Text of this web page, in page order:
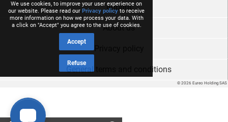
We use cookies, to improve your user experience on
our website. Please read our Privacy policy to receive
more information on how we process your data. With
a click on "Accept" you agree to the use of cookies.
Accept
Refuse
© 2026 Eureo Holding SAS
Imprint
About us
Privacy policy
General terms and conditions